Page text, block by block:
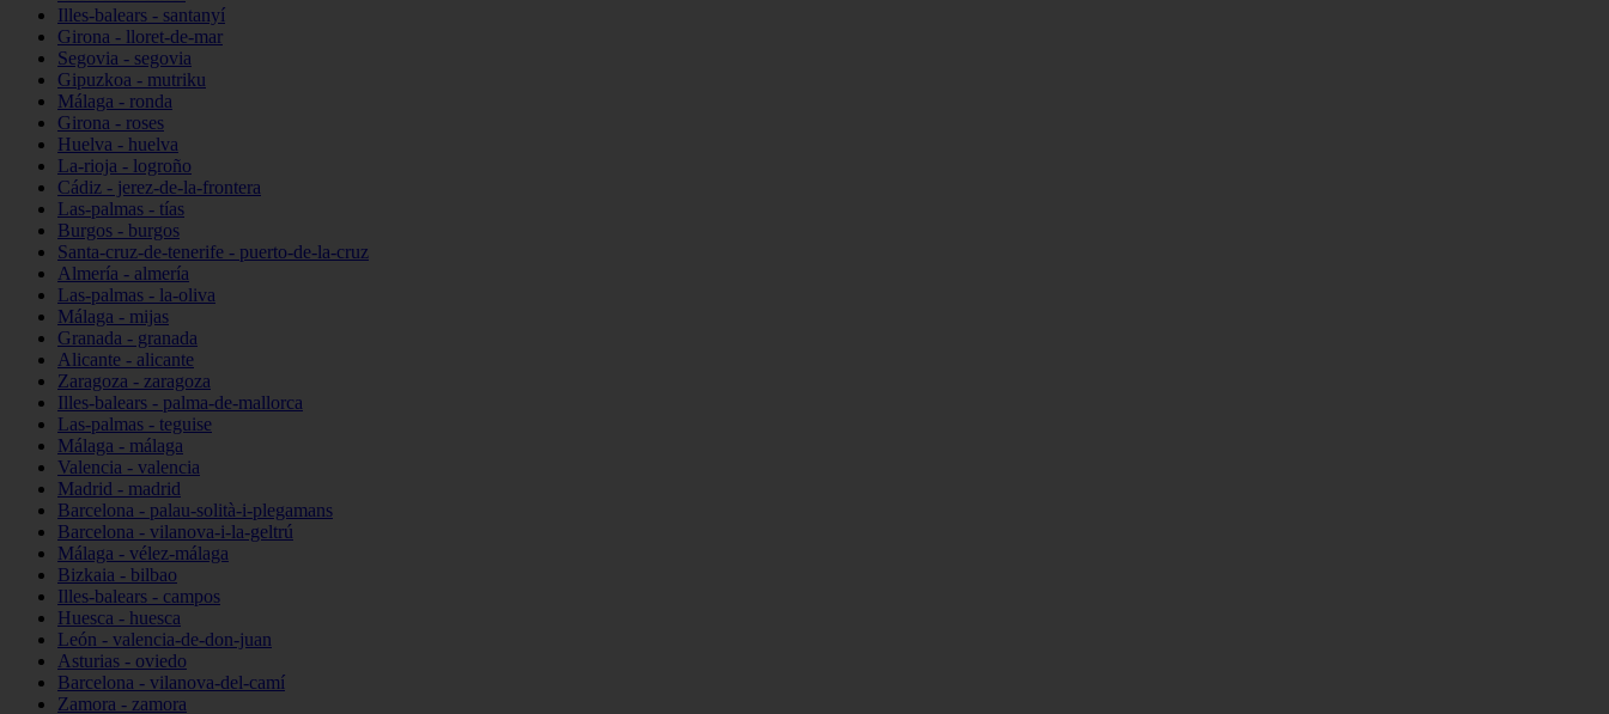
Illes-balears - santanyí
Girona - lloret-de-mar
Segovia - segovia
Gipuzkoa - mutriku
Málaga - ronda
Girona - roses
Huelva - huelva
La-rioja - logroño
Cádiz - jerez-de-la-frontera
Las-palmas - tías
Burgos - burgos
Santa-cruz-de-tenerife - puerto-de-la-cruz
Almería - almería
Las-palmas - la-oliva
Málaga - mijas
Granada - granada
Alicante - alicante
Zaragoza - zaragoza
Illes-balears - palma-de-mallorca
Las-palmas - teguise
Málaga - málaga
Valencia - valencia
Madrid - madrid
Barcelona - palau-solità-i-plegamans
Barcelona - vilanova-i-la-geltrú
Málaga - vélez-málaga
Bizkaia - bilbao
Illes-balears - campos
Huesca - huesca
León - valencia-de-don-juan
Asturias - oviedo
Barcelona - vilanova-del-camí
Zamora - zamora